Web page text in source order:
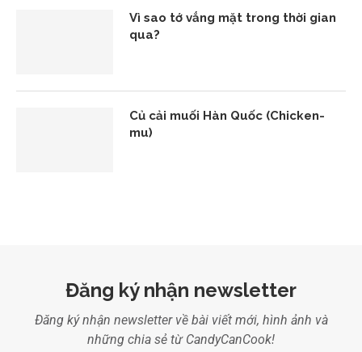
Vì sao tớ vắng mặt trong thời gian
qua?
Củ cải muối Hàn Quốc (Chicken-
mu)
Đăng ký nhận newsletter
Đăng ký nhận newsletter về bài viết mới, hình ảnh và
những chia sẻ từ CandyCanCook!